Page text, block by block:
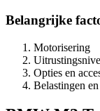
Belangrijke
Motorisering
Opties en
Belastingen